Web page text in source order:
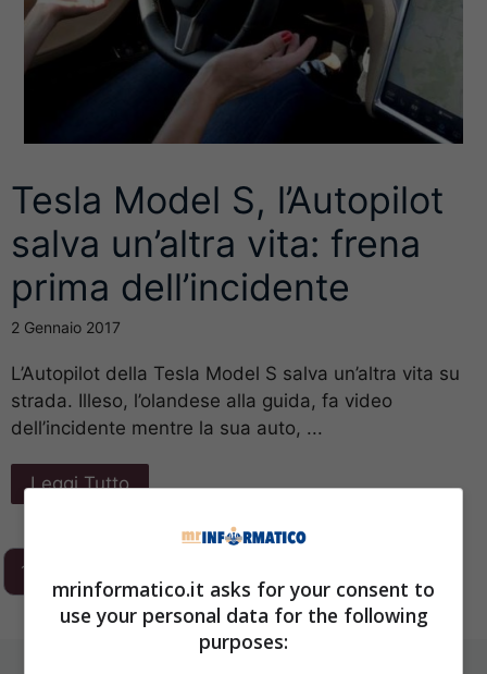
Tesla Model S, l’Autopilot
salva un’altra vita: frena
prima dell’incidente
2 Gennaio 2017
L’Autopilot della Tesla Model S salva un’altra vita su
strada. Illeso, l’olandese alla guida, fa video
dell’incidente mentre la sua auto, ...
Leggi Tutto
1
mrinformatico.it asks for your consent to
use your personal data for the following
purposes: